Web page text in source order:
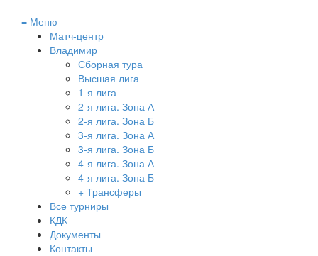
≡ Меню
Матч-центр
Владимир
Сборная тура
Высшая лига
1-я лига
2-я лига. Зона А
2-я лига. Зона Б
3-я лига. Зона А
3-я лига. Зона Б
4-я лига. Зона А
4-я лига. Зона Б
+ Трансферы
Все турниры
КДК
Документы
Контакты